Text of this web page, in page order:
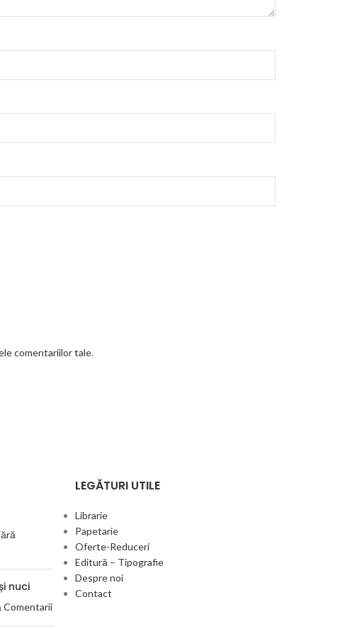
comentariilor tale.
nuci
Comentarii
LEGĂTURI UTILE
Librarie
Papetarie
Oferte-Reduceri
Editură – Tipografie
Despre noi
Contact